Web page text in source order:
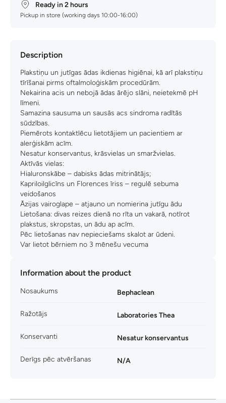
Ready in 2 hours
Pickup in store (working days 10:00-16:00)
Description
Plakstiņu un jutīgas ādas ikdienas higiēnai, kā arī plakstiņu
tīrīšanai pirms oftalmoloģiskām procedūrām.
Nekairina acis un nebojā ādas ārējo slāni, neietekmē pH
līmeni.
Samazina sausuma un sausās acs sindroma radītās
sūdzības.
Piemērots kontaktlēcu lietotājiem un pacientiem ar
alerģiskām acīm.
Nesatur konservantus, krāsvielas un smaržvielas.
Aktīvās vielas:
Hialuronskābe – dabisks ādas mitrinātājs;
Kapriloilglicīns un Florences īriss – regulē sebuma
veidošanos
Āzijas vairoglape – atjauno un nomierina jutīgu ādu
Lietošana: divas reizes dienā no rīta un vakarā, notīrot
plakstus, skropstas, un ādu ap acīm.
Pēc lietošanas nav nepieciešams skalot ar ūdeni.
Var lietot bērniem no 3 mēnešu vecuma
Information about the product
Nosaukums Bephaclean
Ražotājs Laboratories Thea
Konservanti Nesatur konservantus
Derīgs pēc atvēršanas N/A